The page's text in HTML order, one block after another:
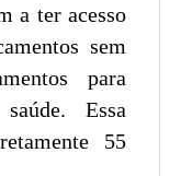
a ter acesso
sem
para
Essa
55